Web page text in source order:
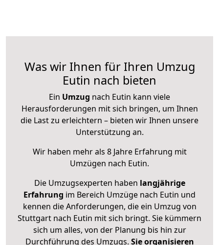
Was wir Ihnen für Ihren Umzug
Eutin nach bieten
Ein Umzug nach Eutin kann viele
Herausforderungen mit sich bringen, um Ihnen
die Last zu erleichtern – bieten wir Ihnen unsere
Unterstützung an.
Wir haben mehr als 8 Jahre Erfahrung mit
Umzügen nach Eutin.
Die Umzugsexperten haben langjährige
Erfahrung im Bereich Umzüge nach Eutin und
kennen die Anforderungen, die ein Umzug von
Stuttgart nach Eutin mit sich bringt. Sie kümmern
sich um alles, von der Planung bis hin zur
Durchführung des Umzugs. Sie organisieren